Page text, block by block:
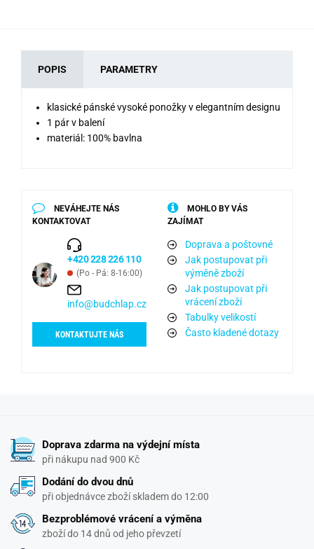
POPIS PARAMETRY
klasické pánské vysoké ponožky v elegantním designu
1 pár v balení
materiál: 100% bavlna
NEVÁHEJTE NÁS
KONTAKTOVAT
+420 228 226 110
(Po - Pá: 8-16:00)
info@budchlap.cz
KONTAKTUJTE NÁS
MOHLO BY VÁS
ZAJÍMAT
Doprava a poštovné
Jak postupovat při
výměně zboží
Jak postupovat při
vrácení zboží
Tabulky velikostí
Často kladené dotazy
Doprava zdarma na výdejní místa
při nákupu nad 900 Kč
Dodání do dvou dnů
při objednávce zboží skladem do 12:00
Bezproblémové vrácení a výměna
zboží do 14 dnů od jeho převzetí